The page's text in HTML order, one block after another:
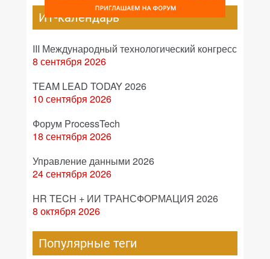
ИТ-календарь
III Международный технологический конгресс
8 сентября 2026
TEAM LEAD TODAY 2026
10 сентября 2026
Форум ProcessTech
18 сентября 2026
Управление данными 2026
24 сентября 2026
HR TECH + ИИ ТРАНСФОРМАЦИЯ 2026
8 октября 2026
Популярные теги